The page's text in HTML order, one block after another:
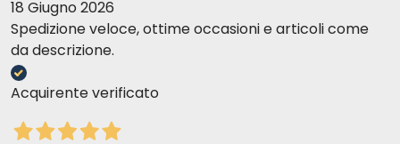
18 Giugno 2026
Spedizione veloce, ottime occasioni e articoli come
da descrizione.
Acquirente verificato